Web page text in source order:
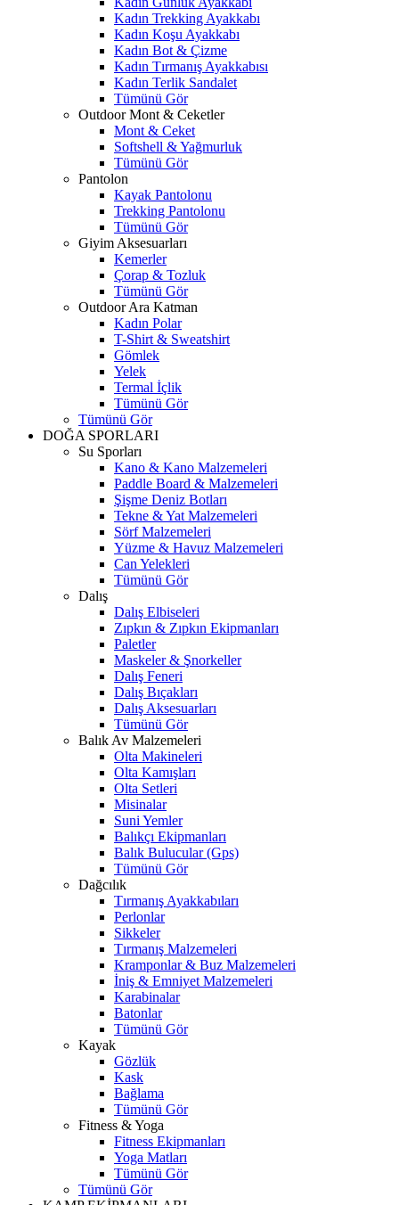
Kadın Trekking Ayakkabı
Kadın Koşu Ayakkabı
Kadın Bot & Çizme
Kadın Tırmanış Ayakkabısı
Kadın Terlik Sandalet
Tümünü Gör
Outdoor Mont & Ceketler
Mont & Ceket
Softshell & Yağmurluk
Tümünü Gör
Pantolon
Kayak Pantolonu
Trekking Pantolonu
Tümünü Gör
Giyim Aksesuarları
Kemerler
Çorap & Tozluk
Tümünü Gör
Outdoor Ara Katman
Kadın Polar
T-Shirt & Sweatshirt
Gömlek
Yelek
Termal İçlik
Tümünü Gör
Tümünü Gör
DOĞA SPORLARI
Su Sporları
Kano & Kano Malzemeleri
Paddle Board & Malzemeleri
Şişme Deniz Botları
Tekne & Yat Malzemeleri
Sörf Malzemeleri
Yüzme & Havuz Malzemeleri
Can Yelekleri
Tümünü Gör
Dalış
Dalış Elbiseleri
Zıpkın & Zıpkın Ekipmanları
Paletler
Maskeler & Şnorkeller
Dalış Feneri
Dalış Bıçakları
Dalış Aksesuarları
Tümünü Gör
Balık Av Malzemeleri
Olta Makineleri
Olta Kamışları
Olta Setleri
Misinalar
Suni Yemler
Balıkçı Ekipmanları
Balık Bulucular (Gps)
Tümünü Gör
Dağcılık
Tırmanış Ayakkabıları
Perlonlar
Sikkeler
Tırmanış Malzemeleri
Kramponlar & Buz Malzemeleri
İniş & Emniyet Malzemeleri
Karabinalar
Batonlar
Tümünü Gör
Kayak
Gözlük
Kask
Bağlama
Tümünü Gör
Fitness & Yoga
Fitness Ekipmanları
Yoga Matları
Tümünü Gör
Tümünü Gör